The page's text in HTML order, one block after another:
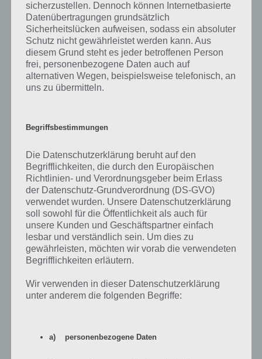
Hallo zusammen… Brauche Hilfe. Ich benutze SIMS MOBILE ( Spiel-
Level 49 ) und Geld investiert! Nun: Während des Spielens wurde ich
plötzlich aus der App rausgeworfen als ich ein Standardtreffen
ausgewählt hatte ( Eigener SIMs )… Jetzt klappt nichts mehr. Sobald
ich wieder rein gehe, lädt es kurtz dann wirft es mich wieder raus! Ein
einziges Mal wurde eine Fehlermeldung angezeigt
(Fehlerverbindung vom Server) Hab es neu aufgespielt und neu vom
Account Wieder hergestellt. Sobald es komplett geladen wurde,
Gerät……Weiterlesen »
2 Antworten
Trollbiene 23.09.2023 06:18
Ich hänge in der Boutique fest und komme nicht mehr raus.
Sobald ich auf die Schaltfläche klicke um das gute Stück zu erhalten,
schließt sich das Spiel und beim Neustart Lande ich wieder in der
Boutique.
0 Antworten
sicherzustellen. Dennoch können Internetbasierte
Datenübertragungen grundsätzlich
Sicherheitslücken aufweisen, sodass ein absoluter
Schutz nicht gewährleistet werden kann. Aus
diesem Grund steht es jeder betroffenen Person
frei, personenbezogene Daten auch auf
alternativen Wegen, beispielsweise telefonisch, an
uns zu übermitteln.
Begriffsbestimmungen
Die Datenschutzerklärung beruht auf den
Begrifflichkeiten, die durch den Europäischen
Richtlinien- und Verordnungsgeber beim Erlass
der Datenschutz-Grundverordnung (DS-GVO)
verwendet wurden. Unsere Datenschutzerklärung
soll sowohl für die Öffentlichkeit als auch für
unsere Kunden und Geschäftspartner einfach
lesbar und verständlich sein. Um dies zu
gewährleisten, möchten wir vorab die verwendeten
Begrifflichkeiten erläutern.
Wir verwenden in dieser Datenschutzerklärung
unter anderem die folgenden Begriffe:
a) personenbezogene Daten